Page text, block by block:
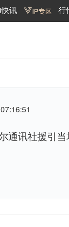
快讯 行
通讯社援引